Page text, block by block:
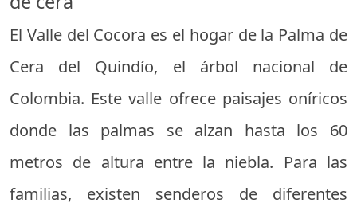
El Valle del Cocora es el hogar de la Palma de
Cera del Quindío, el árbol nacional de
Colombia. Este valle ofrece paisajes oníricos
donde las palmas se alzan hasta los 60
metros de altura entre la niebla. Para las
familias, existen senderos de diferentes